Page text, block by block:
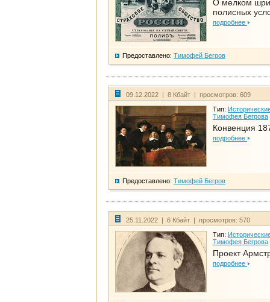
О мелком
полисных
подробнее
Предоставлено: Тимофей Бегров
09.12.2022 | 8 Кбайт | просмотров: 609
Тип:
Тимофея Бегрова
Конвенция
подробнее
Предоставлено: Тимофей Бегров
25.11.2022 | 6 Кбайт | просмотров: 570
Тип:
Тимофея Бегрова
Проект
подробнее